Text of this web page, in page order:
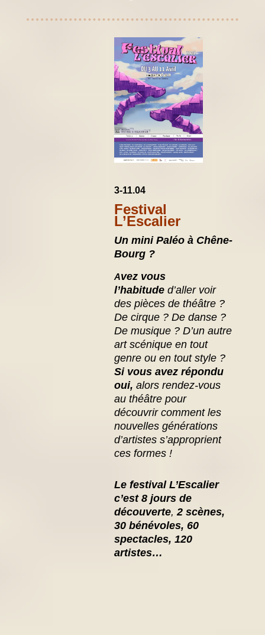
3-11.04
Festival
L’Escalier
Un mini Paléo à Chêne-
Bourg ?
Avez vous
l’habitude d’aller voir
des pièces de théâtre ?
De cirque ? De danse ?
De musique ? D’un autre
art scénique en tout
genre ou en tout style ?
Si vous avez répondu
oui, alors rendez-vous
au théâtre pour
découvrir comment les
nouvelles générations
d’artistes s’approprient
ces formes !
Le festival L’Escalier
c’est 8 jours de
découverte,2 scènes,
30 bénévoles, 60
spectacles, 120
artistes…